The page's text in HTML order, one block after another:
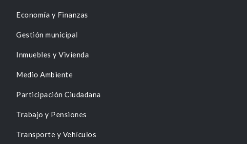
Economía y Finanzas
Gestión municipal
Inmuebles y Vivienda
Medio Ambiente
Participación Ciudadana
Trabajo y Pensiones
Transporte y Vehículos